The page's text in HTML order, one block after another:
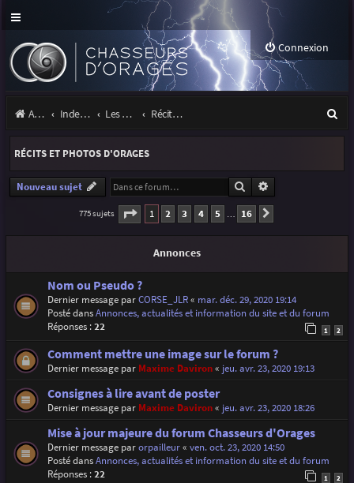
Connexion
Accueil Index du forum Les orages Récits et photos d'orages
e
r
RÉCITS ET PHOTOS D'ORAGES
Nouveau sujet Rechercher
775 sujets Page 1sur 16
1 2 3 4 5 … 16
Annonces
Nom ou Pseudo ?
Dernier message parCORSE_JLR« mar. déc. 29, 2020 19:14
Posté dansAnnonces, actualités et information du site et du forum
Réponses :22 1 2
Comment mettre une image sur le forum ?
Dernier message par Maxime Daviron« jeu. avr. 23, 2020 19:13
Consignes à lire avant de poster
Dernier message par Maxime Daviron« jeu. avr. 23, 2020 18:26
Mise à jour majeure du forum Chasseurs d'Orages
Dernier message parorpailleur« ven. oct. 23, 2020 14:50
Posté dansAnnonces, actualités et information du site et du forum
Réponses :22 1 2